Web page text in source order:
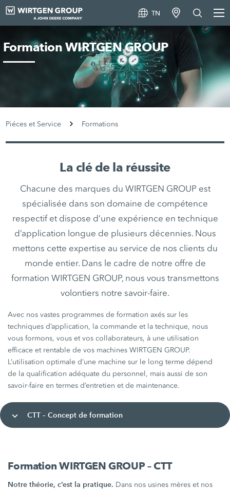
TN
Formation WIRTGEN GROUP
Piéces et Service Formations
La clé de la réussite
Chacune des marques du WIRTGEN GROUP est
spécialisée dans son domaine de compétence
respectif et dispose d’une expérience en technique
d’application longue de plusieurs décennies. Nous
mettons cette expertise au service de nos clients du
monde entier. Dans le cadre de notre offre de
formation WIRTGEN GROUP, nous vous transmettons
volontiers notre savoir-faire.
Avec nos vastes programmes de formation axés sur les
techniques d’application, la commande et la technique, nous
vous formons, vous et vos collaborateurs, à une utilisation
efficace et rentable de vos machines WIRTGEN GROUP.
L’utilisation optimale d’une machine sur le long terme dépend
de la qualification adéquate du personnel, mais aussi de son
savoir-faire en termes d’entretien et de maintenance.
CTT – Concept de formation
Formation WIRTGEN GROUP – CTT
Notre théorie, c’est la pratique. Dans nos usines mères et nos